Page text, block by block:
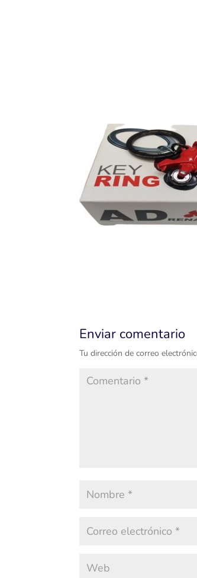
Enviar comentario
Tu dirección de correo